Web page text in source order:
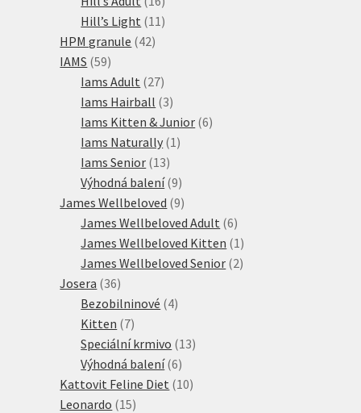
produktů
Hill’s Light 11 11
HPM granule 4242
IAMS 5959
produktů
Iams Adult 2727
produktů
Iams Hairball 33
produkty
Iams Kitten & Junior 66
Iams Naturally 1 1
Iams Senior 1313
produktů
Výhodná balení 99
produktů
James Wellbeloved 99
produktů
James Wellbeloved Adult 66
produktů
James Wellbeloved Kitten 1 1
produkt
James Wellbeloved Senior 22
Josera 3636
produktů
Bezobilninové 44
Kitten 77
produktů
Speciální krmivo 1313
Výhodná balení 66
produktů
Kattovit Feline Diet 1010
Leonardo 1515